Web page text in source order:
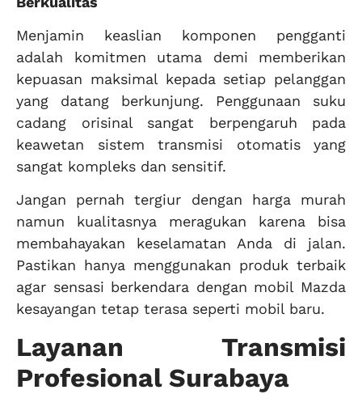
Menjamin keaslian komponen pengganti
adalah komitmen utama demi memberikan
kepuasan maksimal kepada setiap pelanggan
yang datang berkunjung. Penggunaan suku
cadang orisinal sangat berpengaruh pada
keawetan sistem transmisi otomatis yang
sangat kompleks dan sensitif.
Jangan pernah tergiur dengan harga murah
namun kualitasnya meragukan karena bisa
membahayakan keselamatan Anda di jalan.
Pastikan hanya menggunakan produk terbaik
agar sensasi berkendara dengan mobil Mazda
kesayangan tetap terasa seperti mobil baru.
Layanan Transmisi
Profesional Surabaya